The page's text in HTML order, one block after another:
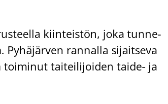
kiin­teis­tön, joka tun­ne­
ran­nal­la si­jait­se­va
tai­tei­li­joi­den taide-​ ja